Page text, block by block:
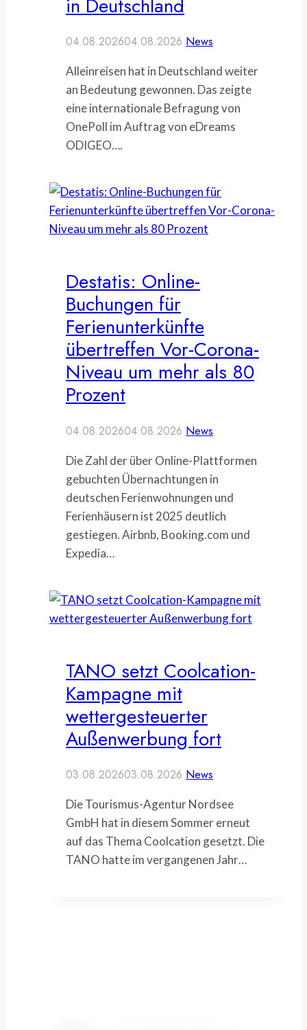
in Deutschland
04.08.202604.08.2026 News
Alleinreisen hat in Deutschland weiter
an Bedeutung gewonnen. Das zeigte
eine internationale Befragung von
OnePoll im Auftrag von eDreams
ODIGEO….
Destatis: Online-
Buchungen für
Ferienunterkünfte
übertreffen Vor-Corona-
Niveau um mehr als 80
Prozent
04.08.202604.08.2026 News
Die Zahl der über Online-Plattformen
gebuchten Übernachtungen in
deutschen Ferienwohnungen und
Ferienhäusern ist 2025 deutlich
gestiegen. Airbnb, Booking.com und
Expedia…
TANO setzt Coolcation-
Kampagne mit
wettergesteuerter
Außenwerbung fort
03.08.202603.08.2026 News
Die Tourismus-Agentur Nordsee
GmbH hat in diesem Sommer erneut
auf das Thema Coolcation gesetzt. Die
TANO hatte im vergangenen Jahr…